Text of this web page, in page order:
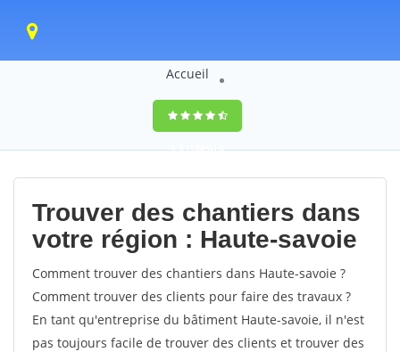
Accueil
9,5(100%)0
votes
Trouver des chantiers dans
votre région : Haute-savoie
Comment trouver des chantiers dans Haute-savoie ?
Comment trouver des clients pour faire des travaux ?
En tant qu'entreprise du bâtiment Haute-savoie, il n'est
pas toujours facile de trouver des clients et trouver des